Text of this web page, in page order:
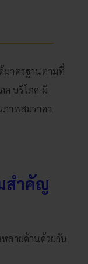
าตรฐานตามที่
ค บริโภค มี
าพสมราคา
สำคัญ
ลายด้านด้วยกัน